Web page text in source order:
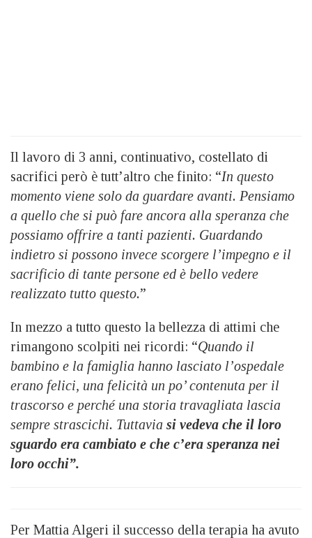
Il lavoro di 3 anni, continuativo, costellato di
sacrifici però è tutt’altro che finito: “In questo
momento viene solo da guardare avanti. Pensiamo
a quello che si può fare ancora alla speranza che
possiamo offrire a tanti pazienti. Guardando
indietro si possono invece scorgere l’impegno e il
sacrificio di tante persone ed è bello vedere
realizzato tutto questo.”
In mezzo a tutto questo la bellezza di attimi che
rimangono scolpiti nei ricordi: “Quando il
bambino e la famiglia hanno lasciato l’ospedale
erano felici, una felicità un po’ contenuta per il
trascorso e perché una storia travagliata lascia
sempre strascichi. Tuttavia si vedeva che il loro
sguardo era cambiato e che c’era speranza nei
loro occhi”.
Per Mattia Algeri il successo della terapia ha avuto